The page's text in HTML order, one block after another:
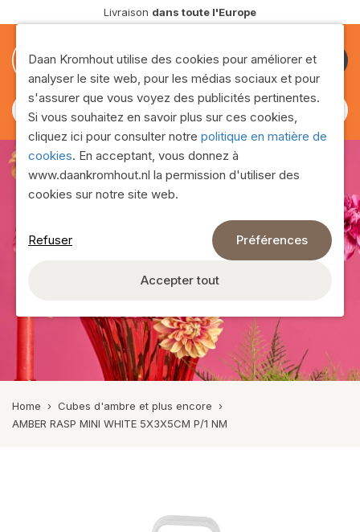
Livraison dans toute l'Europe
Devenir
client
Assortment
Retrouvez toute notre gamme sur cette page !
Home › Cubes d'ambre et plus encore ›
AMBER RASP MINI WHITE 5X3X5CM P/1 NM
Daan Kromhout utilise des cookies pour améliorer et
analyser le site web, pour les médias sociaux et pour
s'assurer que vous voyez des publicités pertinentes.
Si vous souhaitez en savoir plus sur ces cookies,
cliquez ici pour consulter notre politique en matière de
cookies. En acceptant, vous donnez à
www.daankromhout.nl la permission d'utiliser des
cookies sur notre site web.
Refuser Préférences
Accepter tout